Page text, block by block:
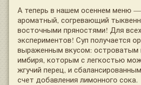
А теперь в нашем осеннем меню
ароматный, согревающий
восточными пряностями! Для
экспериментов! Суп получается
выраженным вкусом: островатым
имбиря, которым с легкостью
жгучий перец, и
счет добавления лимонного сока.